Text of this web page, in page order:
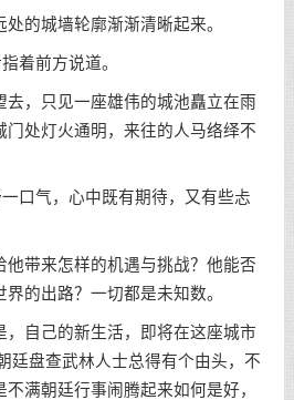
的城墙轮廓渐渐清晰起来。
着前方说道。
去，只见一座雄伟的城池矗立在雨
门处灯火通明，来往的人马络绎不
口气，心中既有期待，又有些忐
他带来怎样的机遇与挑战？他能否
的出路？一切都是未知数。
，自己的新生活，即将在这座城市
廷盘查武林人士总得有个由头，不
满朝廷行事闹腾起来如何是好，